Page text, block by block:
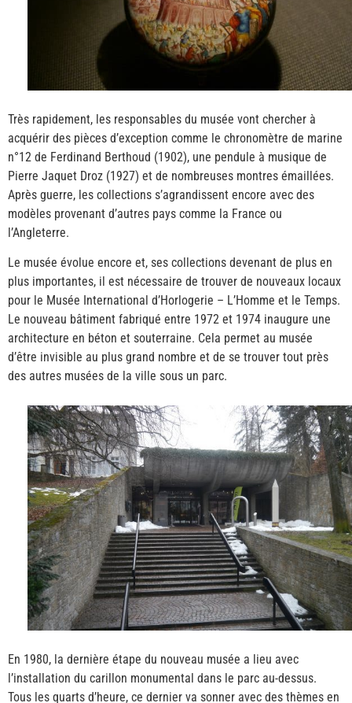
Très rapidement, les responsables du musée vont chercher à
acquérir des pièces d’exception comme le chronomètre de marine
n°12 de Ferdinand Berthoud (1902), une pendule à musique de
Pierre Jaquet Droz (1927) et de nombreuses montres émaillées.
Après guerre, les collections s’agrandissent encore avec des
modèles provenant d’autres pays comme la France ou
l’Angleterre.
Le musée évolue encore et, ses collections devenant de plus en
plus importantes, il est nécessaire de trouver de nouveaux locaux
pour le Musée International d’Horlogerie – L’Homme et le Temps.
Le nouveau bâtiment fabriqué entre 1972 et 1974 inaugure une
architecture en béton et souterraine. Cela permet au musée
d’être invisible au plus grand nombre et de se trouver tout près
des autres musées de la ville sous un parc.
En 1980, la dernière étape du nouveau musée a lieu avec
l’installation du carillon monumental dans le parc au-dessus.
Tous les quarts d’heure, ce dernier va sonner avec des thèmes en